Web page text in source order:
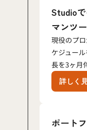
Studio
マンツ
現役のプ
ケジュー
長を3ヶ月
詳しく
ポート